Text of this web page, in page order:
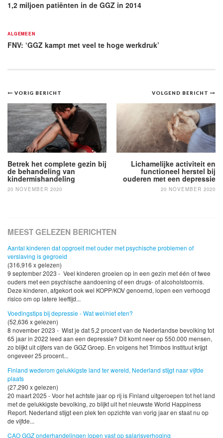
1,2 miljoen patiënten in de GGZ in 2014
ALGEMEEN
FNV: ‘GGZ kampt met veel te hoge werkdruk’
Bericht
navigatie
VOLGEND BERICHT
Lichamelijke activiteit en
functioneel herstel bij
ouderen met een depressie
20 NOVEMBER 2020
VORIG BERICHT
Betrek het complete gezin bij
de behandeling van
kindermishandeling
20 NOVEMBER 2020
MEEST GELEZEN BERICHTEN
Aantal kinderen dat opgroeit met ouder met psychische problemen of
verslaving is gegroeid
(316,916 x gelezen)
9 september 2023 - Veel kinderen groeien op in een gezin met één of twee
ouders met een psychische aandoening of een drugs- of alcoholstoornis.
Deze kinderen, afgekort ook wel KOPP/KOV genoemd, lopen een verhoogd
risico om op latere leeftijd...
Voedingstips bij depressie - Wat wel/niet eten?
(52,636 x gelezen)
8 november 2023 - Wist je dat 5,2 procent van de Nederlandse bevolking tot
65 jaar in 2022 leed aan een depressie? Dit komt neer op 550.000 mensen,
zo blijkt uit cijfers van de GGZ Groep. En volgens het Trimbos Instituut krijgt
ongeveer 25 procent...
Finland wederom gelukkigste land ter wereld, Nederland stijgt naar vijfde
plaats
(27,290 x gelezen)
20 maart 2025 - Voor het achtste jaar op rij is Finland uitgeroepen tot het land
met de gelukkigste bevolking, zo blijkt uit het nieuwste World Happiness
Report. Nederland stijgt een plek ten opzichte van vorig jaar en staat nu op
de vijfde...
CAO GGZ onderhandelingen lopen vast op salarisverhoging